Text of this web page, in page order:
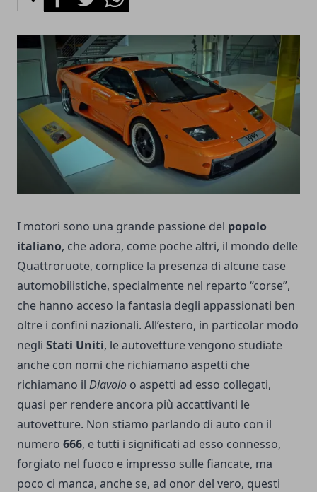
I motori sono una grande passione del popolo
italiano, che adora, come poche altri, il mondo delle
Quattroruote, complice la presenza di alcune case
automobilistiche, specialmente nel reparto “corse”,
che hanno acceso la fantasia degli appassionati ben
oltre i confini nazionali. All’estero, in particolar modo
negli Stati Uniti, le autovetture vengono studiate
anche con nomi che richiamano aspetti che
richiamano il Diavolo o aspetti ad esso collegati,
quasi per rendere ancora più accattivanti le
autovetture. Non stiamo parlando di auto con il
numero 666, e tutti i significati ad esso connesso,
forgiato nel fuoco e impresso sulle fiancate, ma
poco ci manca, anche se, ad onor del vero, questi